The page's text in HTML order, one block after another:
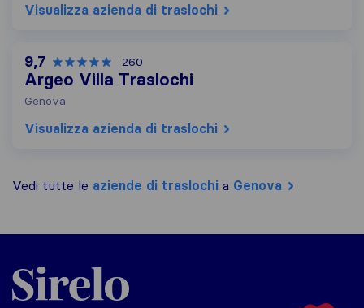
Visualizza azienda di traslochi
9,7 260
Argeo Villa Traslochi
Genova
Visualizza azienda di traslochi
Vedi tutte le aziende di traslochi a Genova
Sirelo.it